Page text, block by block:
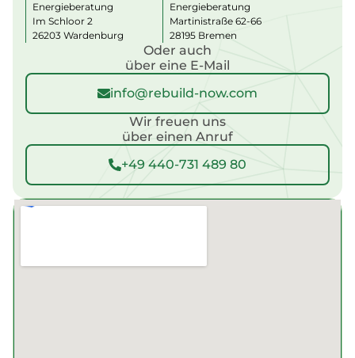
Energieberatung
Im Schloor 2
26203 Wardenburg
Energieberatung
Martinistraße 62-66
28195 Bremen
Wir freuen uns
über einen Anruf
+49 440-731 489 80
Oder auch
über eine E-Mail
info@rebuild-now.com